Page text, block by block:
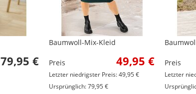
79,95 €
Baumwoll-Mix-Kleid
Preis 49,95 €
Letzter niedrigster Preis: 49,95 €
Ursprünglich: 79,95 €
Preis
Letzter